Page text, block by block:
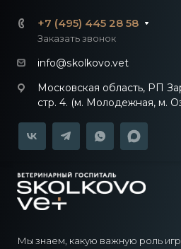
+7 (495) 445 28 58
Заказать звонок
info@skolkovo.vet
Московская область, РП
стр. 4. (м. Молодежная, м.
Мы знаем, какую важную роль